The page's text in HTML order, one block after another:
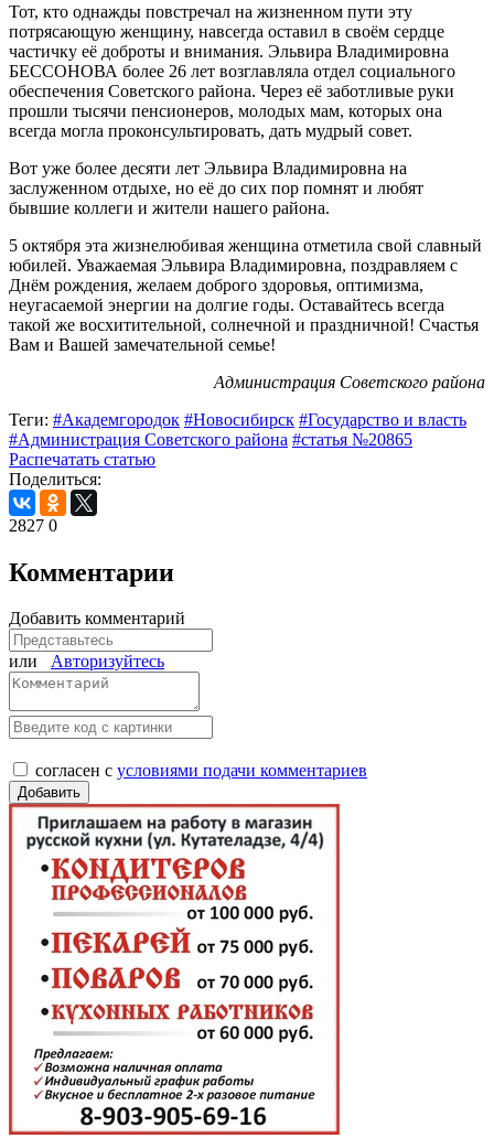
Тот, кто однажды повстречал на жизненном пути эту
потрясающую женщину, навсегда оставил в своём сердце
частичку её доброты и внимания. Эльвира Владимировна
БЕССОНОВА более 26 лет возглавляла отдел социального
обеспечения Советского района. Через её заботливые руки
прошли тысячи пенсионеров, молодых мам, которых она
всегда могла проконсультировать, дать мудрый совет.
Вот уже более десяти лет Эльвира Владимировна на
заслуженном отдыхе, но её до сих пор помнят и любят
бывшие коллеги и жители нашего района.
5 октября эта жизнелюбивая женщина отметила свой славный
юбилей. Уважаемая Эльвира Владимировна, поздравляем с
Днём рождения, желаем доброго здоровья, оптимизма,
неугасаемой энергии на долгие годы. Оставайтесь всегда
такой же восхитительной, солнечной и праздничной! Счастья
Вам и Вашей замечательной семье!
Администрация Советского района
Теги: #Академгородок #Новосибирск #Государство и власть
#Администрация Советского района #статья №20865
Распечатать статью
Поделиться:
2827 0
Комментарии
Добавить комментарий
или Авторизуйтесь
согласен с условиями подачи комментариев